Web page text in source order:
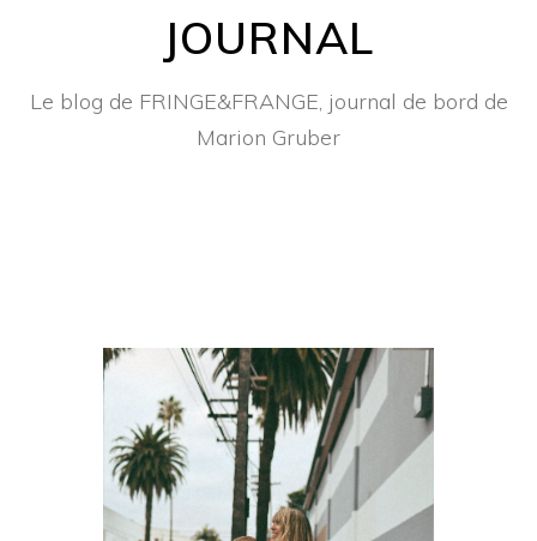
JOURNAL
Le blog de FRINGE&FRANGE, journal de bord de
Marion Gruber